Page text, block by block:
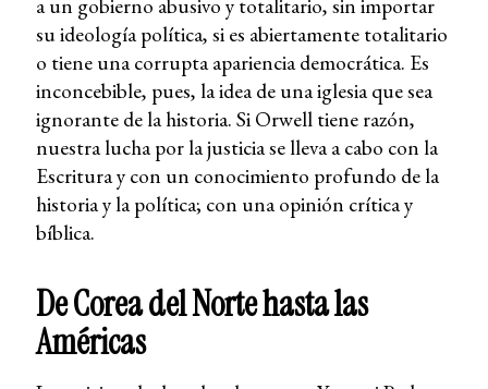
a un gobierno abusivo y totalitario, sin importar
su ideología política, si es abiertamente totalitario
o tiene una corrupta apariencia democrática. Es
inconcebible, pues, la idea de una iglesia que sea
ignorante de la historia. Si Orwell tiene razón,
nuestra lucha por la justicia se lleva a cabo con la
Escritura y con un conocimiento profundo de la
historia y la política; con una opinión crítica y
bíblica.
De Corea del Norte hasta las
Américas